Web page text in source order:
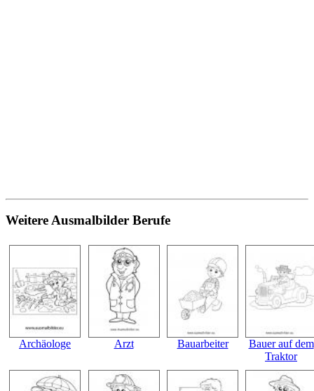
Weitere Ausmalbilder Berufe
Archäologe Arzt Bauarbeiter
Bauer auf dem
Traktor